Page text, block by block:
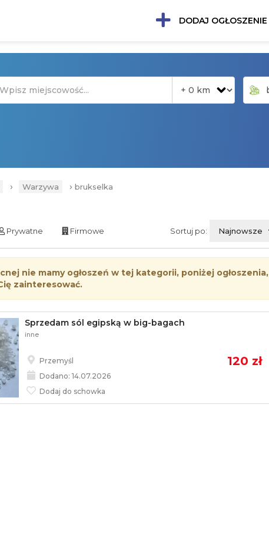
DODAJ OGŁOSZENIE
› Warzywa › brukselka
Prywatne Firmowe Sortuj po: Najnowsze
nie mamy ogłoszeń w tej kategorii, poniżej ogłoszenia,
zainteresować.
Sprzedam sól egipską w big-bagach
inne
120 zł
Przemyśl
Dodano: 14.07.2026
Dodaj do schowka